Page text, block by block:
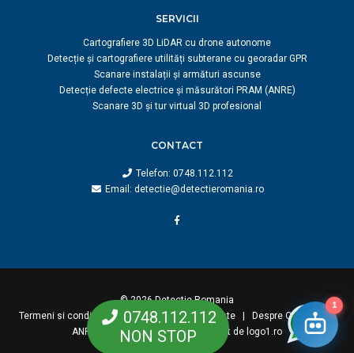
SERVICII
Cartografiere 3D LiDAR cu drone autonome
Detecție și cartografiere utilități subterane cu georadar GPR
Scanare instalații și armături ascunse
Detecție defecte electrice și măsurători PRAM (ANRE)
Scanare 3D și tur virtual 3D profesional
CONTACT
Telefon: 0748.112.112
Email: detectie@detectieromania.ro
© 2026 Detectie Romania
Termeni si conditii
|Politica de confidentialitate Despre Cookies|
ANPC
Sitemap |Shop creat de logo1.ro
0748.112.112
NON STOP
1